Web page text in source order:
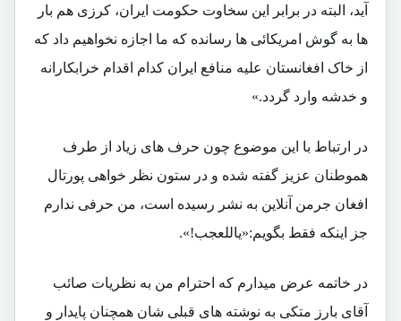
آید، البته در برابر این سخاوت حکومت ایران، کرزی هم بار
ها به گوش امریکائی ها رسانده که ما اجازه نخواهیم داد که
از خاک افغانستان علیه منافع ایران کدام اقدام خرابکارانه
و خدشه وارد گردد.»
در ارتباط با این موضوع چون حرف های زیاد از طرف
هموطنان عزیز گفته شده و در ستون نظر خواهی پورتال
افغان جرمن آنلاین به نشر رسیده است، من حرفی ندارم
جز اینکه فقط بگویم:«یاللعجب!».
در خاتمه عرض میدارم که احترام من به نظریات صائب
آقای بارز متکی به نوشته های قبلی شان همچنان پایدار و